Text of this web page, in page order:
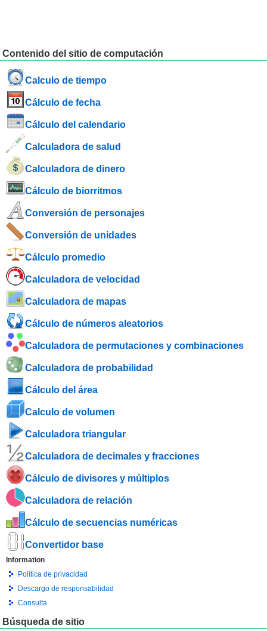
Contenido del sitio de computación
Calculo de tiempo
Cálculo de fecha
Cálculo del calendario
Calculadora de salud
Calculadora de dinero
Cálculo de biorritmos
Conversión de personajes
Conversión de unidades
Cálculo promedio
Calculadora de velocidad
Calculadora de mapas
Cálculo de números aleatorios
Calculadora de permutaciones y combinaciones
Calculadora de probabilidad
Cálculo del área
Calculo de volumen
Calculadora triangular
Calculadora de decimales y fracciones
Cálculo de divisores y múltiplos
Calculadora de relación
Cálculo de secuencias numéricas
Convertidor base
Information
Política de privacidad
Descargo de responsabilidad
Consulta
Búsqueda de sitio